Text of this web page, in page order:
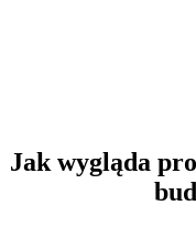
Jak wygląda